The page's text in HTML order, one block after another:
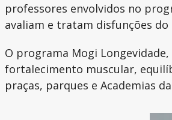
professores envolvidos no
avaliam e tratam disfunções
O programa Mogi
fortalecimento muscular,
praças, parques e Academias